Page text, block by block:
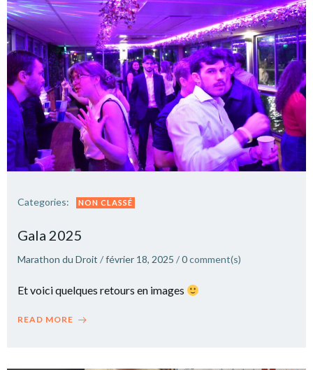
Categories: NON CLASSÉ
Gala 2025
Marathon du Droit /février 18, 2025 /0comment(s)
Et voici quelques retours en images
READ MORE